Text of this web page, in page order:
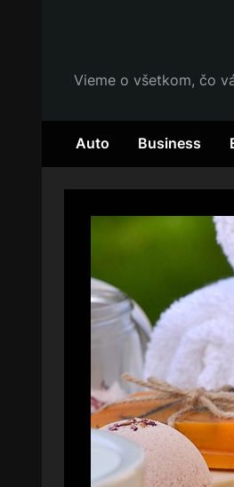
Vieme o všetkom, čo
Auto Business